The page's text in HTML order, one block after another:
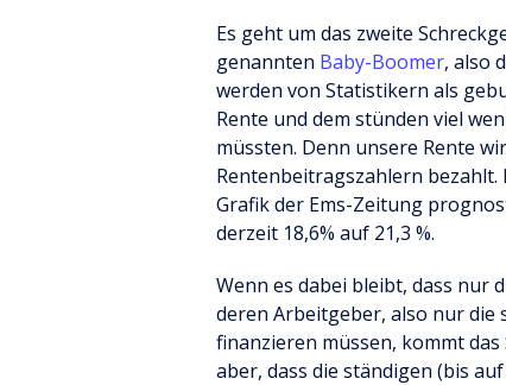
Es geht um das zweite
genannten Baby-Boomer, also
werden von Statistikern als
Rente und dem stünden viel
müssten. Denn unsere Rente
Rentenbeitragszahlern
Grafik der Ems-Zeitung
derzeit 18,6% auf 21,3 %.
Wenn es dabei bleibt, dass nur
deren Arbeitgeber, also nur die
finanzieren müssen, kommt
aber, dass die ständigen (bis